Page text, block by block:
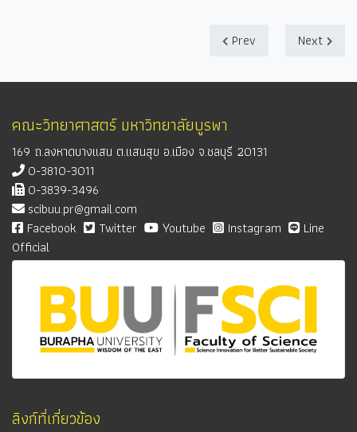
Prev Next
คณะวิทยาศาสตร์ มหาวิทยาลัยบูรพา
169 ถ.ลงหาดบางแสน ต.แสนสุข อ.เมือง จ.ชลบุรี 20131
0-3810-3011
0-3839-3496
scibuu.pr@gmail.com
Facebook
Twitter Youtube Instagram
Line
Official
ลิงก์ที่เกี่ยวข้อง